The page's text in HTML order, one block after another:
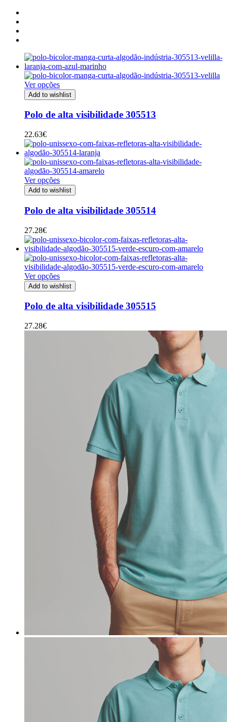
Ver opções
Add to wishlist
Polo de alta visibilidade 305513
22.63€
Ver opções
Add to wishlist
Polo de alta visibilidade 305514
27.28€
Ver opções
Add to wishlist
Polo de alta visibilidade 305515
27.28€